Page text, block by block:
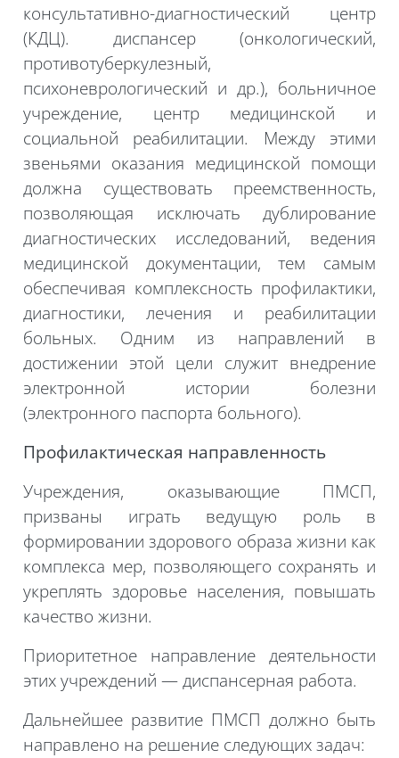
консультативно-диагностический центр
(КДЦ). диспансер (онкологический,
противотуберкулезный,
психоневрологический и др.), больничное
учреждение, центр медицинской и
социальной реабилитации. Между этими
звеньями оказания медицинской помощи
должна существовать преемственность,
позволяющая исключать дублирование
диагностических исследований, ведения
медицинской документации, тем самым
обеспечивая комплексность профилактики,
диагностики, лечения и реабилитации
больных. Одним из направлений в
достижении этой цели служит внедрение
электронной истории болезни
(электронного паспорта больного).
Профилактическая направленность
Учреждения, оказывающие ПМСП,
призваны играть ведущую роль в
формировании здорового образа жизни как
комплекса мер, позволяющего сохранять и
укреплять здоровье населения, повышать
качество жизни.
Приоритетное направление деятельности
этих учреждений — диспансерная работа.
Дальнейшее развитие ПМСП должно быть
направлено на решение следующих задач: